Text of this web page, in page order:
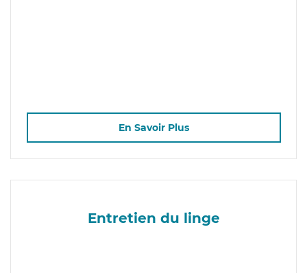
En Savoir Plus
Entretien du linge